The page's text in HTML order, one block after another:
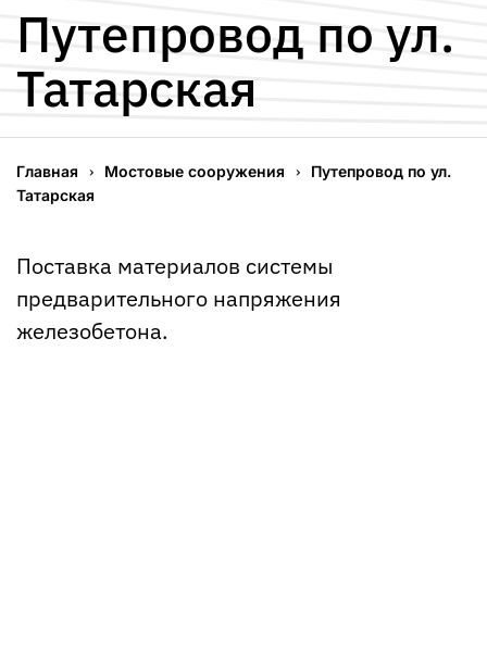
Путепровод по ул.
Татарская
Главная Мостовые сооружения
Путепровод по ул.
Татарская
Поставка материалов системы
предварительного напряжения
железобетона.